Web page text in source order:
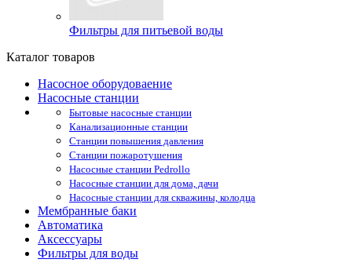
Фильтры для питьевой воды
Каталог товаров
Насосное оборудоваение
Насосные станции
Бытовые насосные станции
Канализационные станции
Станции повышения давления
Станции пожаротушения
Насосные станции Pedrollo
Насосные станции для дома, дачи
Насосные станции для скважины, колодца
Мембранные баки
Автоматика
Аксессуары
Фильтры для воды